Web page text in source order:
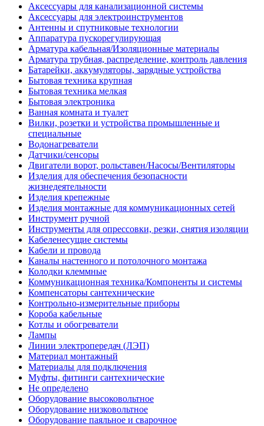
Аксессуары для канализационной системы
Аксессуары для электроинструментов
Антенны и спутниковые технологии
Аппаратура пускорегулирующая
Арматура кабельная/Изоляционные материалы
Арматура трубная, распределение, контроль давления
Батарейки, аккумуляторы, зарядные устройства
Бытовая техника крупная
Бытовая техника мелкая
Бытовая электроника
Ванная комната и туалет
Вилки, розетки и устройства промышленные и
специальные
Водонагреватели
Датчики/сенсоры
Двигатели ворот, рольставен/Насосы/Вентиляторы
Изделия для обеспечения безопасности
жизнедеятельности
Изделия крепежные
Изделия монтажные для коммуникационных сетей
Инструмент ручной
Инструменты для опрессовки, резки, снятия изоляции
Кабеленесущие системы
Кабели и провода
Каналы настенного и потолочного монтажа
Колодки клеммные
Коммуникационная техника/Компоненты и системы
Компенсаторы сантехнические
Контрольно-измерительные приборы
Короба кабельные
Котлы и обогреватели
Лампы
Линии электропередач (ЛЭП)
Материал монтажный
Материалы для подключения
Муфты, фитинги сантехнические
Не определено
Оборудование высоковольтное
Оборудование низковольтное
Оборудование паяльное и сварочное